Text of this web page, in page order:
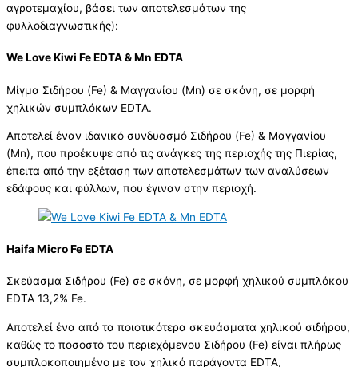
αγροτεμαχίου, βάσει των αποτελεσμάτων της
φυλλοδιαγνωστικής):
We Love Kiwi Fe EDTA & Mn EDTA
Μίγμα Σιδήρου (Fe) & Μαγγανίου (Mn) σε σκόνη, σε μορφή
χηλικών συμπλόκων EDTA.
Αποτελεί έναν ιδανικό συνδυασμό Σιδήρου (Fe) & Μαγγανίου
(Mn), που προέκυψε από τις ανάγκες της περιοχής της Πιερίας,
έπειτα από την εξέταση των αποτελεσμάτων των αναλύσεων
εδάφους και φύλλων, που έγιναν στην περιοχή.
Haifa Micro Fe EDTA
Σκεύασμα Σιδήρου (Fe) σε σκόνη, σε μορφή χηλικού συμπλόκου
EDTA 13,2% Fe.
Αποτελεί ένα από τα ποιοτικότερα σκευάσματα χηλικού σιδήρου,
καθώς το ποσοστό του περιεχόμενου Σιδήρου (Fe) είναι πλήρως
συμπλοκοποιημένο με τον χηλικό παράγοντα EDTA,